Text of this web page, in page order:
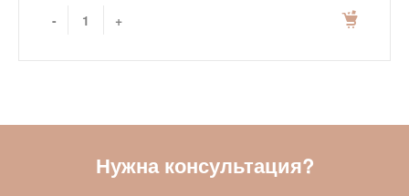
- +
Нужна консультация?